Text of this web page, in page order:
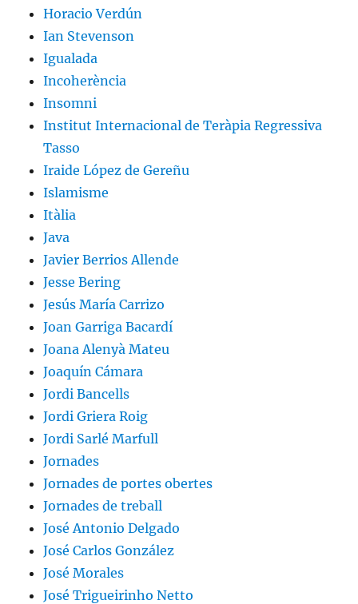
Horacio Verdún
Ian Stevenson
Igualada
Incoherència
Insomni
Institut Internacional de Teràpia Regressiva
Tasso
Iraide López de Gereñu
Islamisme
Itàlia
Java
Javier Berrios Allende
Jesse Bering
Jesús María Carrizo
Joan Garriga Bacardí
Joana Alenyà Mateu
Joaquín Cámara
Jordi Bancells
Jordi Griera Roig
Jordi Sarlé Marfull
Jornades
Jornades de portes obertes
Jornades de treball
José Antonio Delgado
José Carlos González
José Morales
José Trigueirinho Netto